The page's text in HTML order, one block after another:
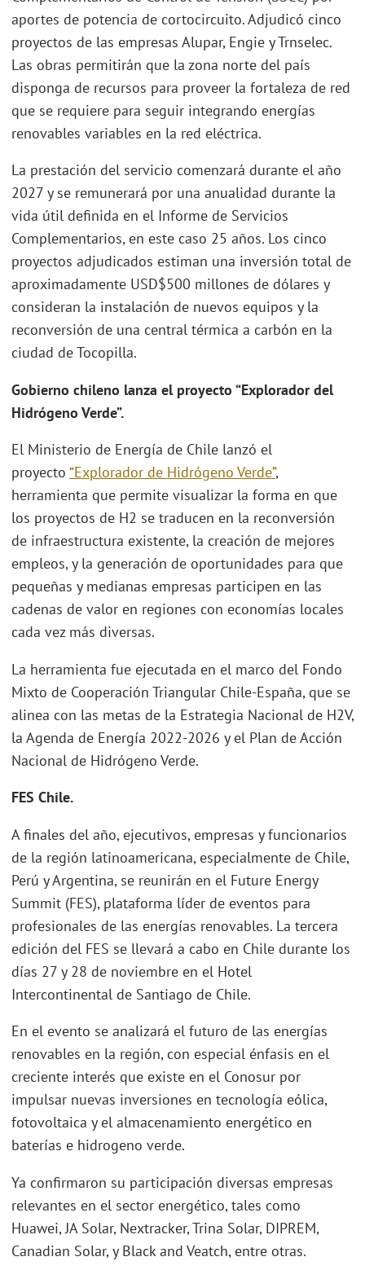
aportes de potencia de cortocircuito. Adjudicó cinco
proyectos de las empresas Alupar, Engie y Trnselec.
Las obras permitirán que la zona norte del país
disponga de recursos para proveer la fortaleza de red
que se requiere para seguir integrando energías
renovables variables en la red eléctrica.
La prestación del servicio comenzará durante el año
2027 y se remunerará por una anualidad durante la
vida útil definida en el Informe de Servicios
Complementarios, en este caso 25 años. Los cinco
proyectos adjudicados estiman una inversión total de
aproximadamente USD$500 millones de dólares y
consideran la instalación de nuevos equipos y la
reconversión de una central térmica a carbón en la
ciudad de Tocopilla.
Gobierno chileno lanza el proyecto “Explorador del
Hidrógeno Verde”.
El Ministerio de Energía de Chile lanzó el
proyecto “Explorador de Hidrógeno Verde”,
herramienta que permite visualizar la forma en que
los proyectos de H2 se traducen en la reconversión
de infraestructura existente, la creación de mejores
empleos, y la generación de oportunidades para que
pequeñas y medianas empresas participen en las
cadenas de valor en regiones con economías locales
cada vez más diversas.
La herramienta fue ejecutada en el marco del Fondo
Mixto de Cooperación Triangular Chile-España, que se
alinea con las metas de la Estrategia Nacional de H2V,
la Agenda de Energía 2022-2026 y el Plan de Acción
Nacional de Hidrógeno Verde.
FES Chile.
A finales del año, ejecutivos, empresas y funcionarios
de la región latinoamericana, especialmente de Chile,
Perú y Argentina, se reunirán en el Future Energy
Summit (FES), plataforma líder de eventos para
profesionales de las energías renovables. La tercera
edición del FES se llevará a cabo en Chile durante los
días 27 y 28 de noviembre en el Hotel
Intercontinental de Santiago de Chile.
En el evento se analizará el futuro de las energías
renovables en la región, con especial énfasis en el
creciente interés que existe en el Conosur por
impulsar nuevas inversiones en tecnología eólica,
fotovoltaica y el almacenamiento energético en
baterías e hidrogeno verde.
Ya confirmaron su participación diversas empresas
relevantes en el sector energético, tales como
Huawei, JA Solar, Nextracker, Trina Solar, DIPREM,
Canadian Solar, y Black and Veatch, entre otras.